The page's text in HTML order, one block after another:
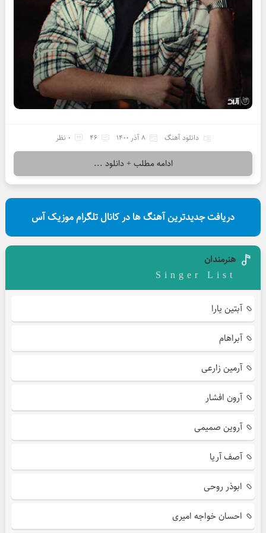
دانلود آهنگ 8 آذر 1400 46 0 نظر
ادامه مطلب + دانلود ...
دریافت جدیدترین آهنگ ها در کانال تلگرام موزیک آس
هنرمندان
Singer List
آبتین یارا
آبراهام
آرمین زارعی
آرون افشار
آروین صمیمی
آصف آریا
ابوذر روحی
احسان خواجه امیری